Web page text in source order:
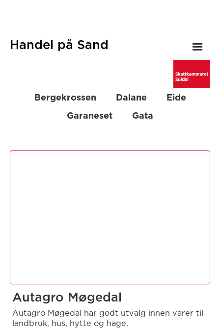
Handel på Sand
Bergekrossen Dalane Eide
Garaneset Gata
Autagro Møgedal
Autagro Møgedal har godt utvalg innen varer til
landbruk, hus, hytte og hage.